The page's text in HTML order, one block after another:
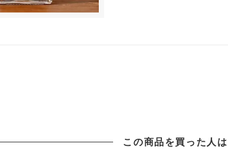
この商品を買った人は